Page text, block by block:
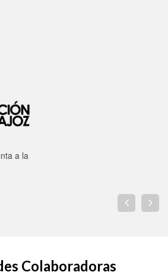
a la
Colaboradoras